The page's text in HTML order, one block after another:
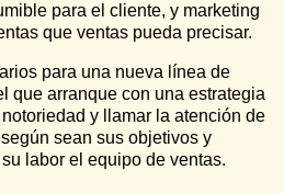
para el cliente, y marketing
que ventas pueda precisar.
para una nueva línea de
que arranque con una estrategia
y llamar la atención de
sean sus objetivos y
labor el equipo de ventas.